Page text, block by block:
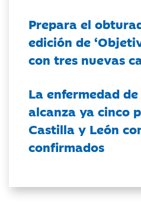
Prepara el
edición de
con tres nuevas
La enfermedad
alcanza ya cinco
Castilla y León
confirmados